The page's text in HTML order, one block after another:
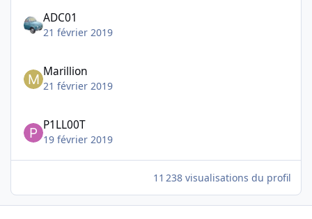
ADC01
21 février 2019
Marillion
21 février 2019
P1LL00T
19 février 2019
11 238 visualisations du profil